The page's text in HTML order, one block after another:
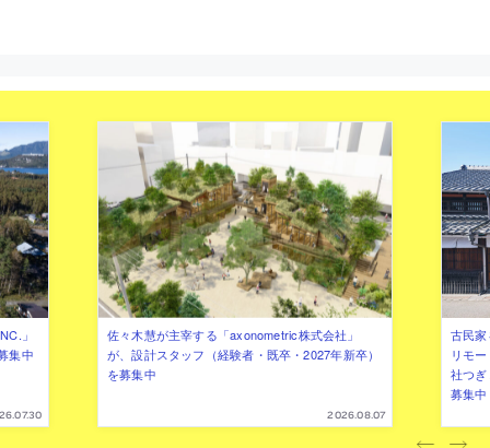
」
集中
佐々木慧が主宰する「axonometric株式会社」
が、設計スタッフ（経験者・既卒・2027年新卒）
を募集中
2026.08.07
古民
リモ
社つ
募集中